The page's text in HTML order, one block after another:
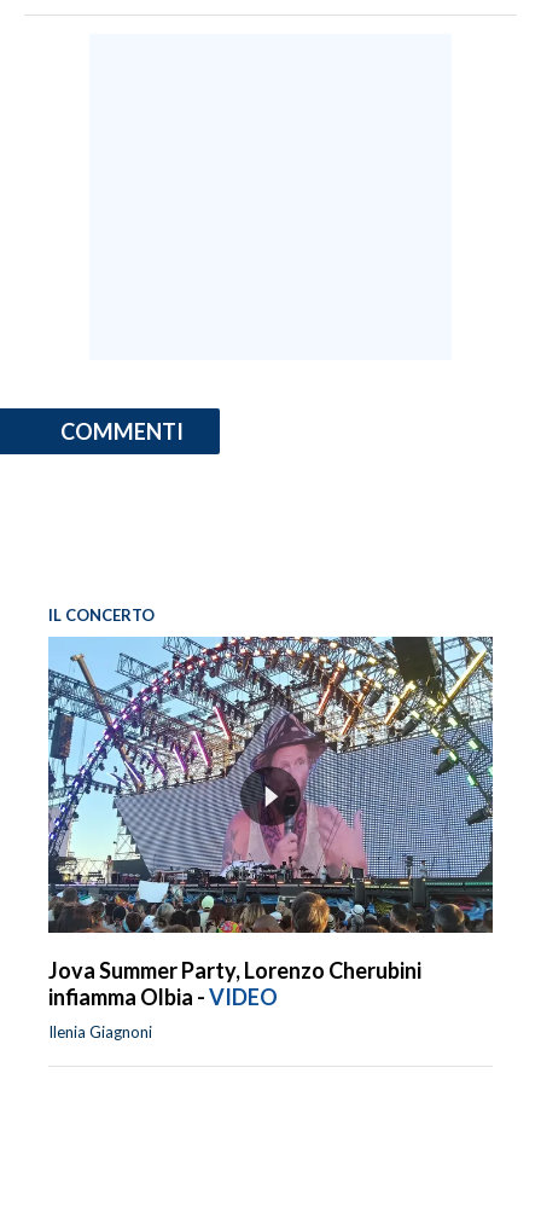
COMMENTI
IL CONCERTO
Jova Summer Party, Lorenzo Cherubini
infiamma Olbia -VIDEO
Ilenia Giagnoni